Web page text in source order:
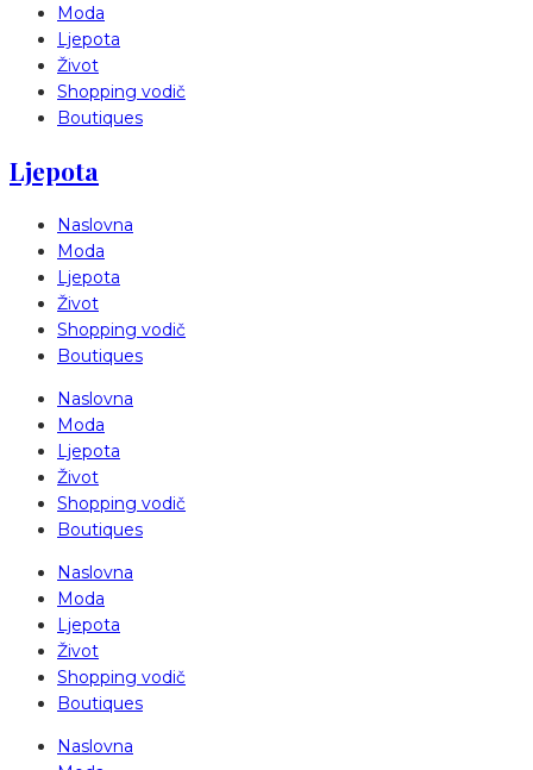
Moda
Ljepota
Život
Shopping vodič
Boutiques
Ljepota
Naslovna
Moda
Ljepota
Život
Shopping vodič
Boutiques
Naslovna
Moda
Ljepota
Život
Shopping vodič
Boutiques
Naslovna
Moda
Ljepota
Život
Shopping vodič
Boutiques
Naslovna